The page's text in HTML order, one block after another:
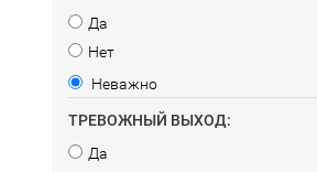
Да
Нет
Неважно
ТРЕВОЖНЫЙ ВЫХОД:
Да